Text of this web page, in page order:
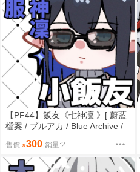
【PF44】飯友《七神凜 》[ 蔚藍
檔案 / ブルアカ / Blue Archive /
/ 私服 ]
售價 300 銷量:2